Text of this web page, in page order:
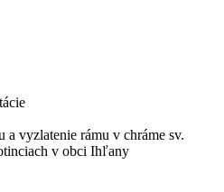
a vyzlatenie rámu v chráme sv.
v obci Ihľany